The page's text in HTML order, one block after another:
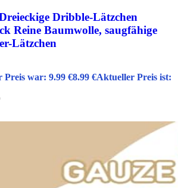
Dribble-Lätzchen
Reine Baumwolle, saugfähige
Lätzchen
war: 9.99 €8.99 €Aktueller Preis ist:
)